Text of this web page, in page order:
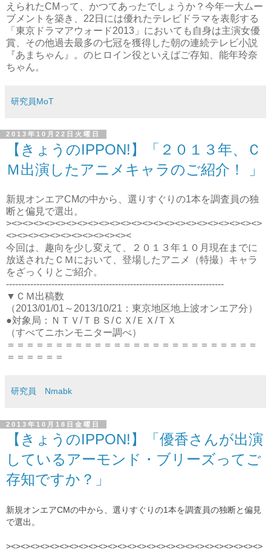
えられたCMって、かつてあったでしょうか？今年一大ムー
ブメントを築き、22日には優れたテレビドラマを表彰する
「東京ドラマアウォード2013」においても自身は主演女優
賞、その他過去最多の七冠を獲得した朝の連続テレビ小説
『あまちゃん』。のヒロイン役といえばご存知、能年玲奈
ちゃん。
研究員MoT
2013年10月22日火曜日
【きょうのIPPON!】「２０１３年、Ｃ
Ｍ出演したアニメキャラのご紹介！ 」
新規オンエアCMの中から、選りすぐりの1本を調査員の独
断と偏見で選出。
><><><><><><><><><><><><><><><><><><><><><><><>
<><><><><><><><><><><><
今回は、趣向を少し変えて、２０１３年１０月現在までに
放送されたＣＭにおいて、登場したアニメ（特撮）キャラ
をざっくりとご紹介。
------------------------------------------------------------------------
▼ＣＭ出稿数
（2013/01/01～2013/10/21：東京地区地上波オンエア分）
●対象局：ＮＴＶ/ＴＢＳ/ＣＸ/ＥＸ/ＴＸ
（すべてニホンモニター調べ）
＝＝＝＝＝＝＝＝＝＝＝＝＝＝＝＝＝＝＝＝＝＝＝＝＝＝
＝＝＝＝＝＝
研究員 Nmabk
2013年10月18日金曜日
【きょうのIPPON!】「優香さんが出演
しているアーモンド・ブリーズってご
存知ですか？」
新規オンエアCMの中から、選りすぐりの1本を調査員の独断と偏見
で選出。
><><><><><><><><><><><><><><><><><><><><><><><><><><>